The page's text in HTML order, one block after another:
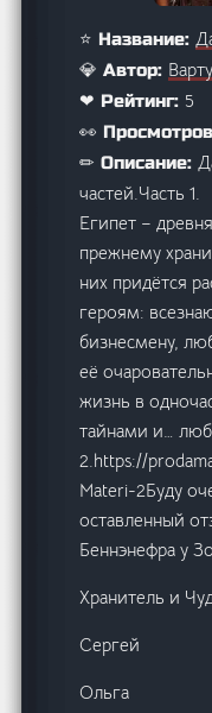
⭐ Название:
💎 Автор:
❤ Рейтинг: 5
👀
✏ Описание:
частей.Часть 1.
Египет –
прежнему
них придётся
героям:
бизнесмену,
её
жизнь в
тайнами и…
2.https://
Materi-2Буду
оставленный
Беннэнефра у
Хранитель и
Сергей
Ольга